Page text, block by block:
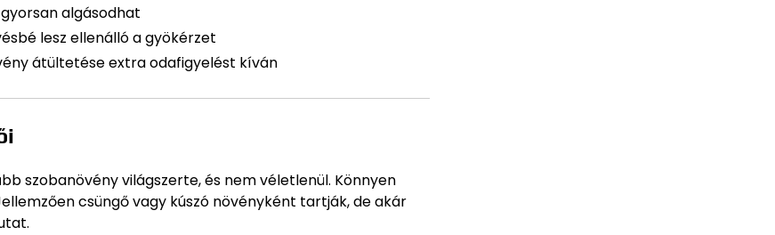
algásodhat
lesz ellenálló a gyökérzet
átültetése extra odafigyelést kíván
szobanövény világszerte, és nem véletlenül. Könnyen
csüngő vagy kúszó növényként tartják, de akár